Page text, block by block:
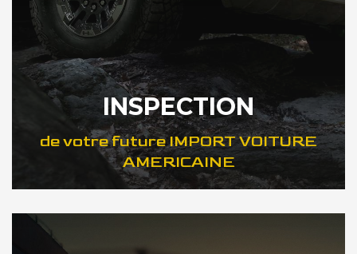
INSPECTION
de votre future IMPORT VOITURE
AMERICAINE